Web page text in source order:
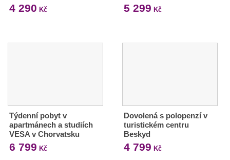
4 290 Kč 5 299 Kč
Týdenní pobyt v
apartmánech a studiích
VESA v Chorvatsku
6 799 Kč
Dovolená s polopenzí v
turistickém centru
Beskyd
4 799 Kč